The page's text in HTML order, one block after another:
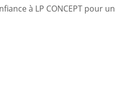
à LP CONCEPT pour un